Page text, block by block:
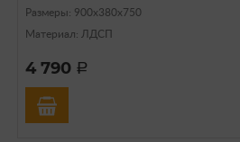
Размеры: 900х380х750
Материал: ЛДСП
4 790 a